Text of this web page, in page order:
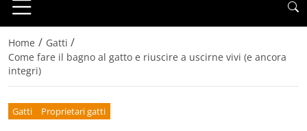
Home / Gatti /
Come fare il bagno al gatto e riuscire a uscirne vivi (e ancora
integri)
Gatti Proprietari gatti